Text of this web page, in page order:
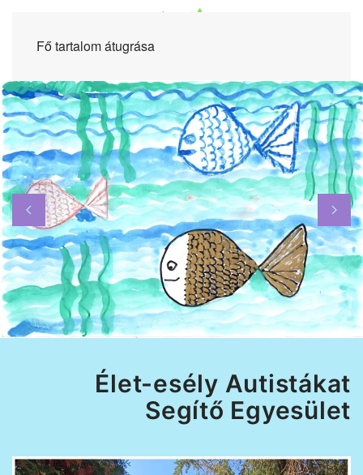
Fő tartalom átugrása
Élet-esély Autistákat
Segítő Egyesület